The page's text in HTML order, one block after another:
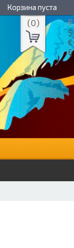
Корзина пуста
(0) ₽
$
€
£